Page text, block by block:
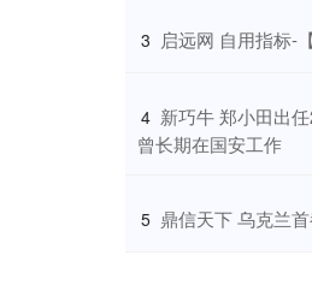
3 启远网 自用指标-
4 新巧牛 郑小田出
曾长期在国安工作
5 鼎信天下 乌克兰